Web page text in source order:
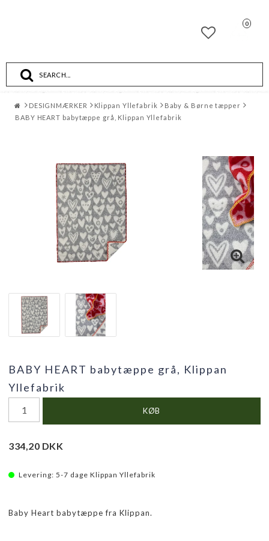
0
DESIGNMÆRKER Klippan Yllefabrik
Baby & Børne tæpper
BABY HEART babytæppe grå, Klippan Yllefabrik
BABY HEART babytæppe grå, Klippan
Yllefabrik
KØB
334,20 DKK
Levering: 5-7 dage Klippan Yllefabrik
Baby Heart babytæppe fra Klippan.